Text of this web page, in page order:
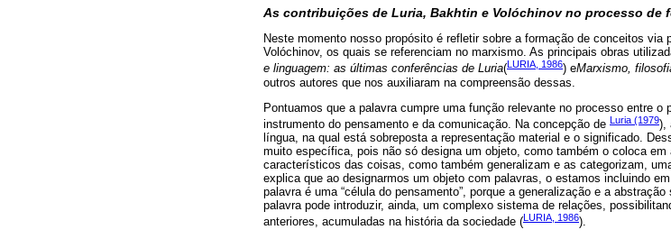
As contribuições de Luria, Bakhtin e Volóchinov no processo de
Neste momento nosso propósito é refletir sobre a formação de conceitos
Volóchinov, os quais se referenciam no marxismo. As principais obras
e linguagem: as últimas conferências de Luria( LURIA, 1986) eMarxismo,
outros autores que nos auxiliaram na compreensão dessas.
Pontuamos que a palavra cumpre uma função relevante no processo entre o
instrumento do pensamento e da comunicação. Na concepção de Luria (1979),
língua, na qual está sobreposta a representação material e o significado.
muito específica, pois não só designa um objeto, como também o coloca
característicos das coisas, como também generalizam e as categorizam,
explica que ao designarmos um objeto com palavras, o estamos incluindo
palavra é uma “célula do pensamento”, porque a generalização e a
palavra pode introduzir, ainda, um complexo sistema de relações,
anteriores, acumuladas na história da sociedade ( LURIA, 1986).